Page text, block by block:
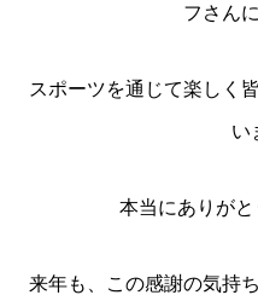
フさん
スポーツを通じて楽しく
い
本当にありが
来年も、この感謝の気持